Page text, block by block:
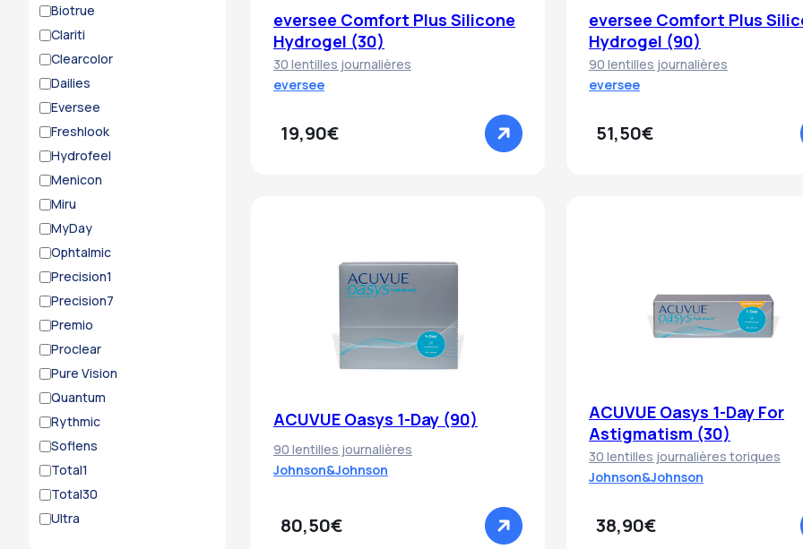
Biotrue
Clariti
Clearcolor
Dailies
Eversee
Freshlook
Hydrofeel
Menicon
Miru
MyDay
Ophtalmic
Precision1
Precision7
Premio
Proclear
Pure Vision
Quantum
Rythmic
Soflens
Total1
Total30
Ultra
eversee Comfort Plus Silicone
Hydrogel (30)
30 lentilles journalières
eversee
19,90€
eversee Comfort Plus
Hydrogel (90)
90 lentilles journalières
eversee
51,50€
ACUVUE Oasys 1-Day (90)
90 lentilles journalières
Johnson&Johnson
80,50€
ACUVUE Oasys 1-Day For
Astigmatism (30)
30 lentilles journalières toriques
Johnson&Johnson
38,90€